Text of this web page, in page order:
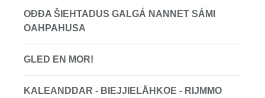
OĐĐA ŠIEHTADUS GALGÁ NANNET SÁMI
OAHPAHUSA
GLED EN MOR!
KALEANDDAR - BIEJJIELÅHKOE - RIJMMO